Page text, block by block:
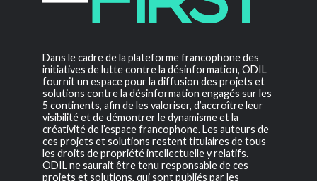
Dans le cadre de la plateforme francophone des
initiatives de lutte contre la désinformation, ODIL
fournit un espace pour la diffusion des projets et
solutions contre la désinformation engagés sur les
5 continents, afin de les valoriser, d’accroître leur
visibilité et de démontrer le dynamisme et la
créativité de l’espace francophone. Les auteurs de
ces projets et solutions restent titulaires de tous
les droits de propriété intellectuelle y relatifs.
ODIL ne saurait être tenu responsable de ces
projets et solutions, qui sont publiés par les